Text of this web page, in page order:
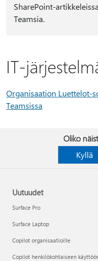
SharePoint-
Teamsia.
IT-
Organisaation Luettelot-
Teamsissa
Oliko
Kyllä
Uutuudet
Surface Pro
Surface Laptop
Copilot organisaatioille
Copilot henkilökohtaiseen